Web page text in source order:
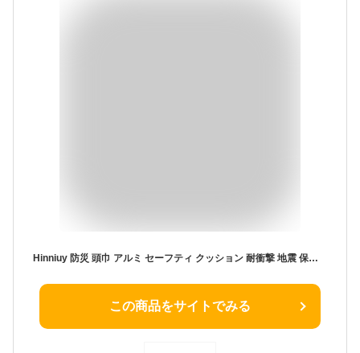
Hinniuy 防災 頭巾 アルミ セーフティ クッション 耐衝撃 地震 保護 防火 耐熱 トップカバー セット 学校 用品 避難 用 震災 対策 防災グッズ 大人 子供 兼用
この商品をサイトでみる